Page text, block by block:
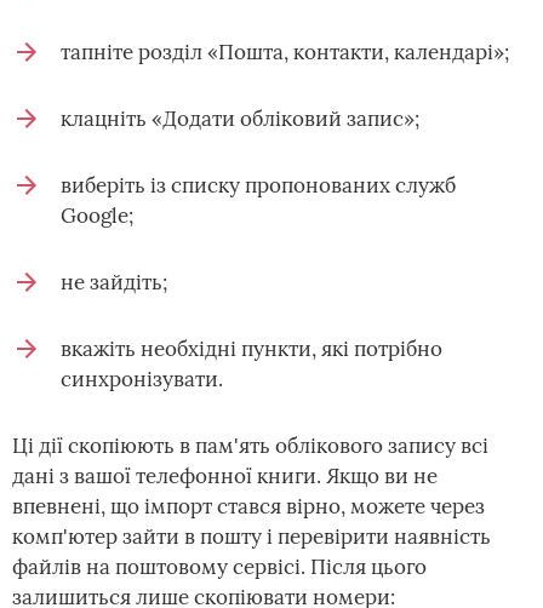
тапніте розділ «Пошта, контакти, календарі»;
клацніть «Додати обліковий запис»;
виберіть із списку пропонованих служб
Google;
не зайдіть;
вкажіть необхідні пункти, які потрібно
синхронізувати.
Ці дії скопіюють в пам'ять облікового запису всі
дані з вашої телефонної книги. Якщо ви не
впевнені, що імпорт стався вірно, можете через
комп'ютер зайти в пошту і перевірити наявність
файлів на поштовому сервісі. Після цього
залишиться лише скопіювати номери: